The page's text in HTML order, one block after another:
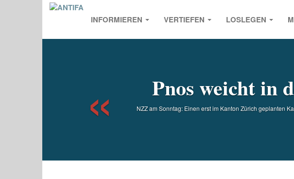
INFORMIEREN VERTIEFEN LOSLEGEN
Pnos weicht in
NZZ am Sonntag: Einen erst im Kanton Zürich geplanten